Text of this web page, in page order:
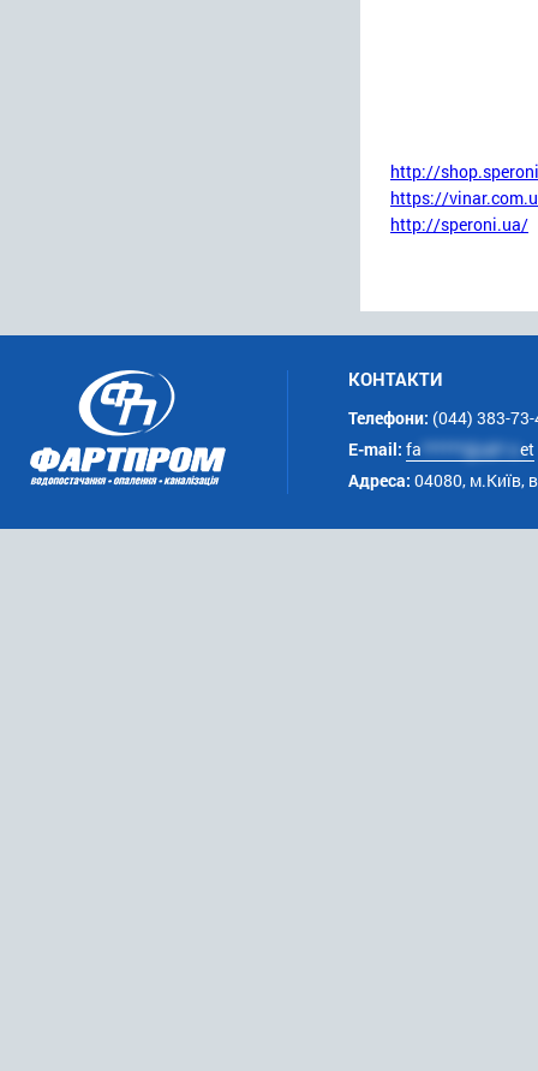
http://
https://
http://speroni.ua/
КОНТАКТИ
Телефони: (044) 383-
E-mail: fa ******@uk*.net
Адреса: 04080, м.Київ,